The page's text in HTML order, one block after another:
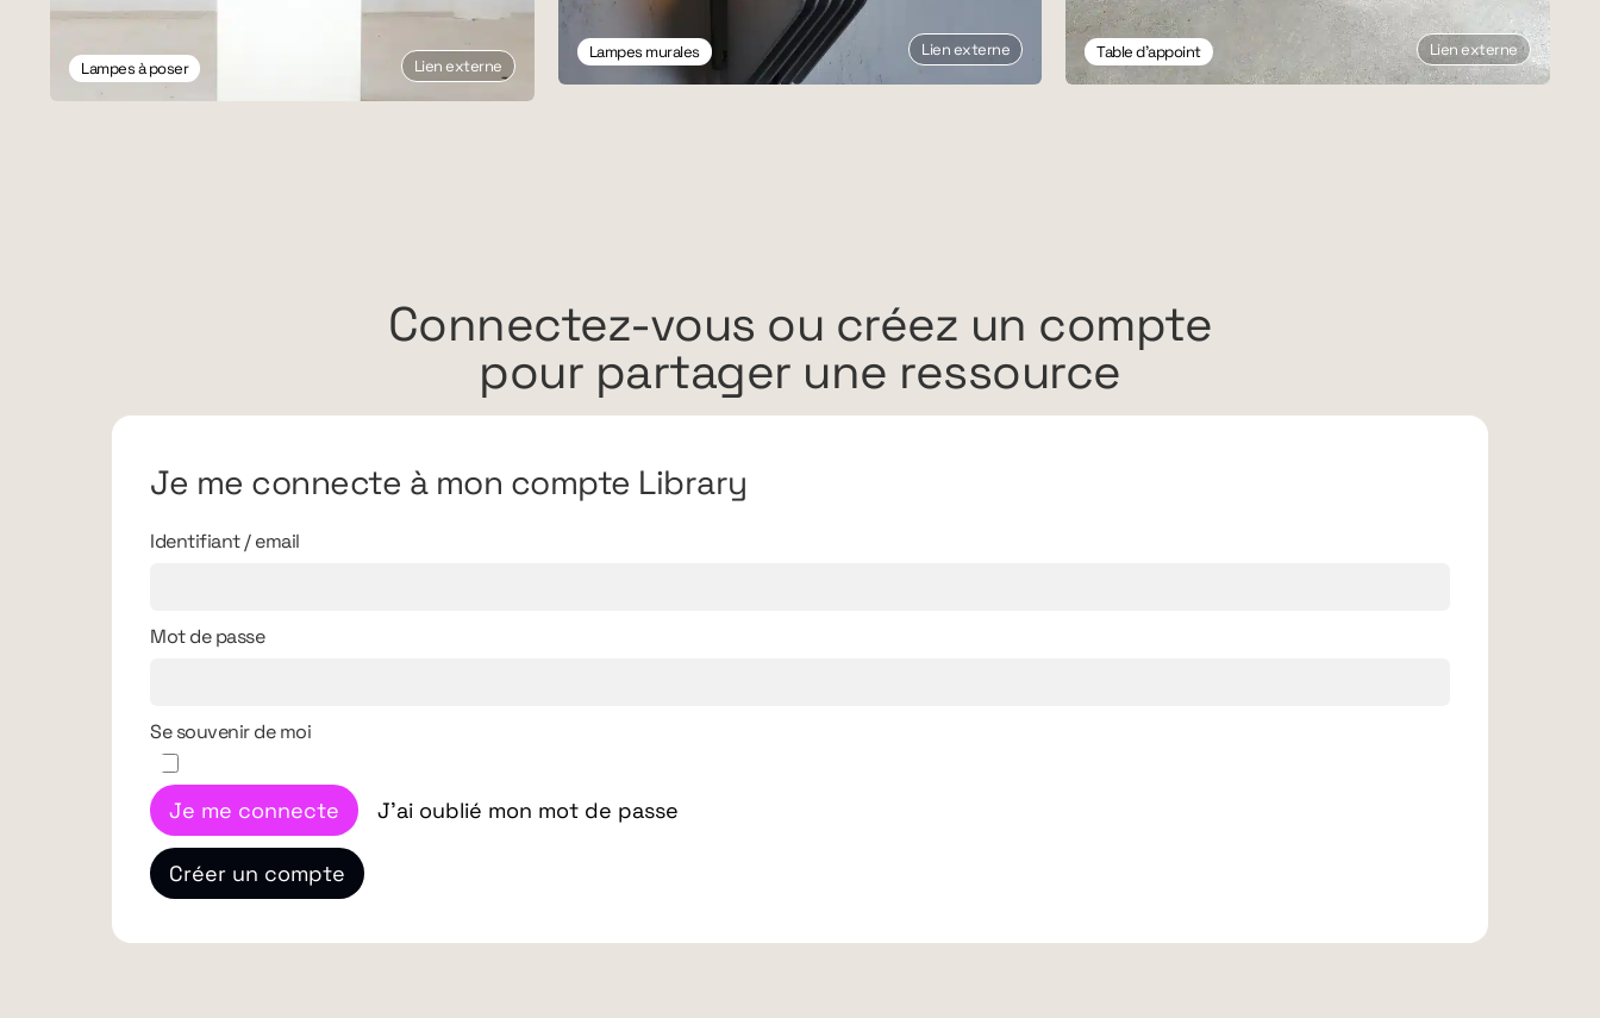
Lampes à poser Lien externe
Lampes murales Lien externe Table d'appoint Lien externe
Connectez-vous ou créez un compte
pour partager une ressource
Je me connecte à mon compte Library
Identifiant / email
Mot de passe
Se souvenir de moi
Je me connecte J'ai oublié mon mot de passe
Créer un compte